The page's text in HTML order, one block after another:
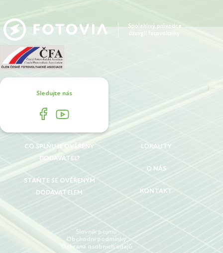
Spolehlivý průvodce
džunglí fotovoltaiky
Sledujte nás
CO SPLŇUJE OVĚŘENÝ
DODAVATEL?
STAŇTE SE OVĚŘENÝM
DODAVATELEM
LOKALITY
O NÁS
KONTAKT
Slovník pojmů
Obchodní podmínky
Ochrana osobních údajů